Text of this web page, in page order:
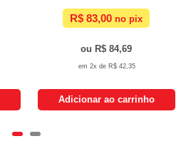
R$ 83,00
R$ 84,69
2x de R$ 42,35
Adicionar ao carrinho